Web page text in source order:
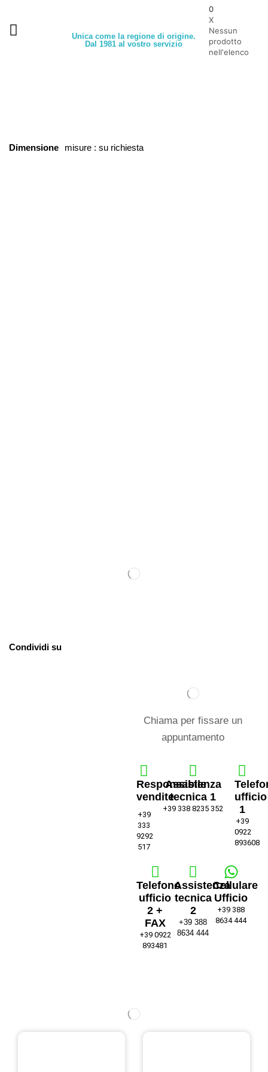
Unica come la regione di origine.
Dal 1981 al vostro servizio
0
X
Nessun
prodotto
nell'elenco
Dimensione misure : su richiesta
Condividi su
Chiama per fissare un
appuntamento
Responsabile
vendite
+39
333
9292
517
Assistenza
tecnica 1
+39 338 8235 352
ufficio
1
+39
0922
893608
Telefono
ufficio
2 +
FAX
+39 0922
893481
Assistenza
tecnica
2
+39 388
8634 444
Cellulare
Ufficio
+39 388
8634 444